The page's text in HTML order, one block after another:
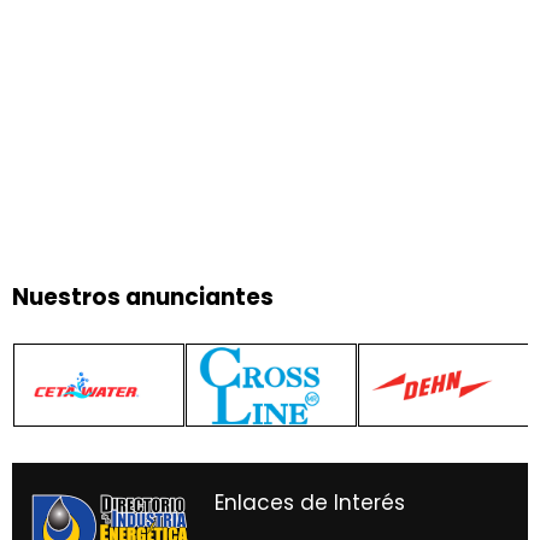
Nuestros anunciantes
Enlaces de Interés